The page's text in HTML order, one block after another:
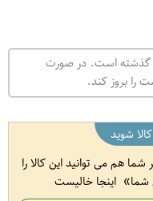
گذشته است. در صورت
را بروز کند.
شوید
شما هم می توانید این کالا را
شما اینجا خالیست